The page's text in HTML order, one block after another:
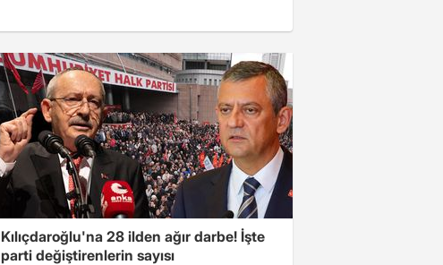
Kılıçdaroğlu'na 28 ilden ağır darbe! İşte
parti değiştirenlerin sayısı